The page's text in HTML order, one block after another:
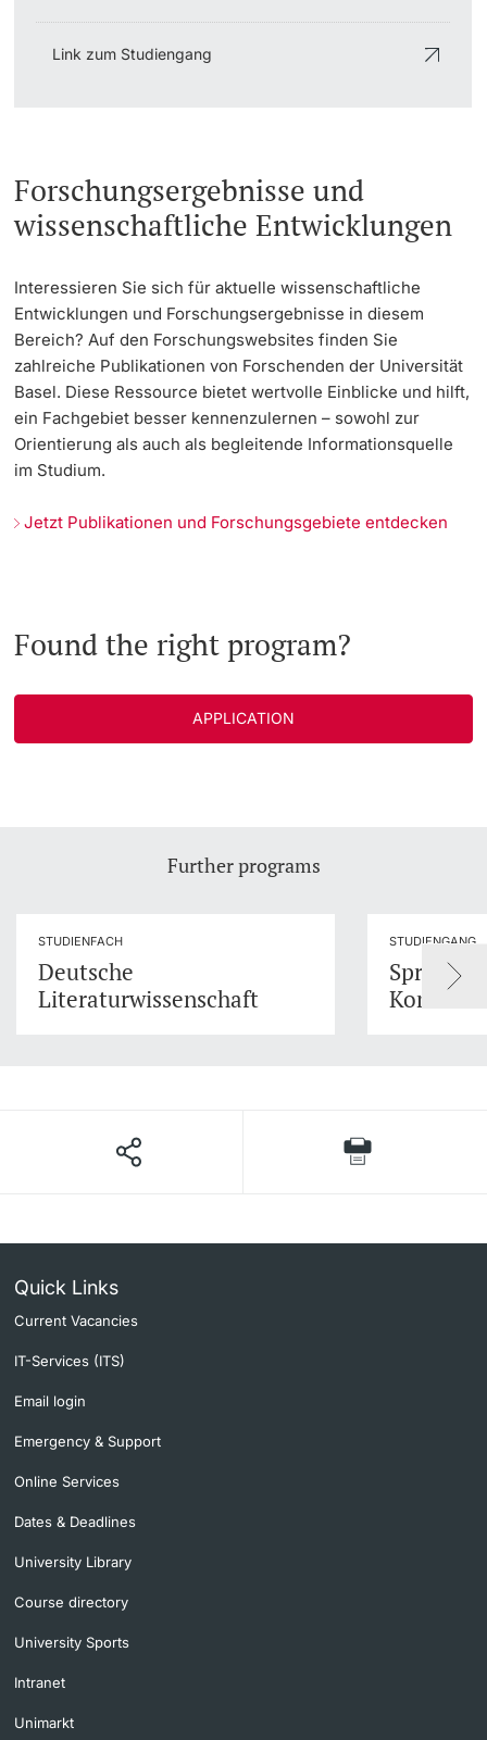
Link zum Studiengang
Forschungsergebnisse und
wissenschaftliche Entwicklungen
Interessieren Sie sich für aktuelle wissenschaftliche
Entwicklungen und Forschungsergebnisse in diesem
Bereich? Auf den Forschungswebsites finden Sie
zahlreiche Publikationen von Forschenden der Universität
Basel. Diese Ressource bietet wertvolle Einblicke und hilft,
ein Fachgebiet besser kennenzulernen – sowohl zur
Orientierung als auch als begleitende Informationsquelle
im Studium.
Jetzt Publikationen und Forschungsgebiete entdecken
Found the right program?
APPLICATION
Further programs
STUDIENFACH
Deutsche
Literaturwissenschaft
STUDIENGANG
Sprache
Quick Links
Current Vacancies
IT-Services (ITS)
Email login
Emergency & Support
Online Services
Dates & Deadlines
University Library
Course directory
University Sports
Intranet
Unimarkt